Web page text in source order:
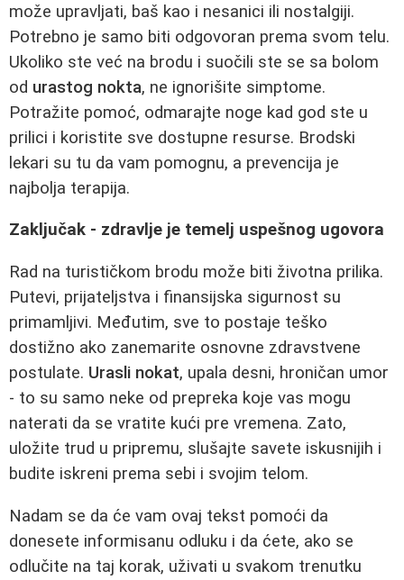
može upravljati, baš kao i nesanici ili nostalgiji.
Potrebno je samo biti odgovoran prema svom telu.
Ukoliko ste već na brodu i suočili ste se sa bolom
od urastog nokta, ne ignorišite simptome.
Potražite pomoć, odmarajte noge kad god ste u
prilici i koristite sve dostupne resurse. Brodski
lekari su tu da vam pomognu, a prevencija je
najbolja terapija.
Zaključak - zdravlje je temelj uspešnog ugovora
Rad na turističkom brodu može biti životna prilika.
Putevi, prijateljstva i finansijska sigurnost su
primamljivi. Međutim, sve to postaje teško
dostižno ako zanemarite osnovne zdravstvene
postulate. Urasli nokat, upala desni, hroničan umor
- to su samo neke od prepreka koje vas mogu
naterati da se vratite kući pre vremena. Zato,
uložite trud u pripremu, slušajte savete iskusnijih i
budite iskreni prema sebi i svojim telom.
Nadam se da će vam ovaj tekst pomoći da
donesete informisanu odluku i da ćete, ako se
odlučite na taj korak, uživati u svakom trenutku